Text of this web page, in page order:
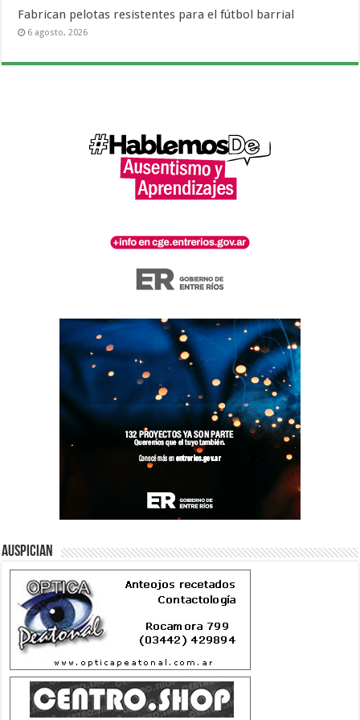
Fabrican pelotas resistentes para el fútbol barrial
6 agosto, 2026
Auspician